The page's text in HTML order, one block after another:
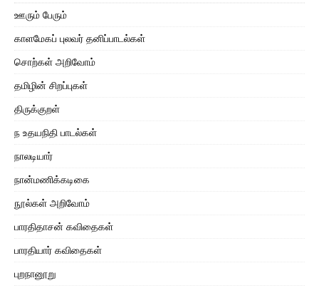
ஊரும் பேரும்
காளமேகப் புலவர் தனிப்பாடல்கள்
சொற்கள் அறிவோம்
தமிழின் சிறப்புகள்
திருக்குறள்
ந உதயநிதி பாடல்கள்
நாலடியார்
நான்மணிக்கடிகை
நூல்கள் அறிவோம்
பாரதிதாசன் கவிதைகள்
பாரதியார் கவிதைகள்
புறநானூறு